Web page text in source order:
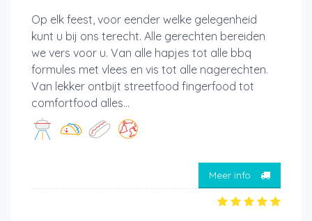
Op elk feest, voor eender welke gelegenheid
kunt u bij ons terecht. Alle gerechten bereiden
we vers voor u. Van alle hapjes tot alle bbq
formules met vlees en vis tot alle nagerechten.
Van lekker ontbijt streetfood fingerfood tot
comfortfood alles...
Meer info